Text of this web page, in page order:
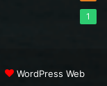
1
WordPress Web